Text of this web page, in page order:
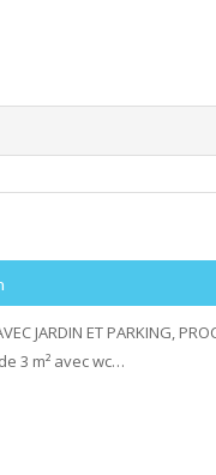
JARDIN ET PARKING,
3 m² avec wc…